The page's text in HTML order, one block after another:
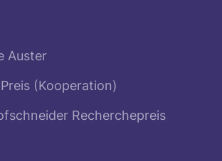
Auster
(Kooperation)
Recherchepreis